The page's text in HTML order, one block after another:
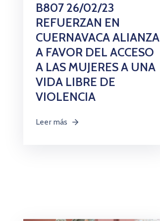
B807 26/02/23
REFUERZAN EN
CUERNAVACA ALIANZA
A FAVOR DEL ACCESO
A LAS MUJERES A UNA
VIDA LIBRE DE
VIOLENCIA
Leer más